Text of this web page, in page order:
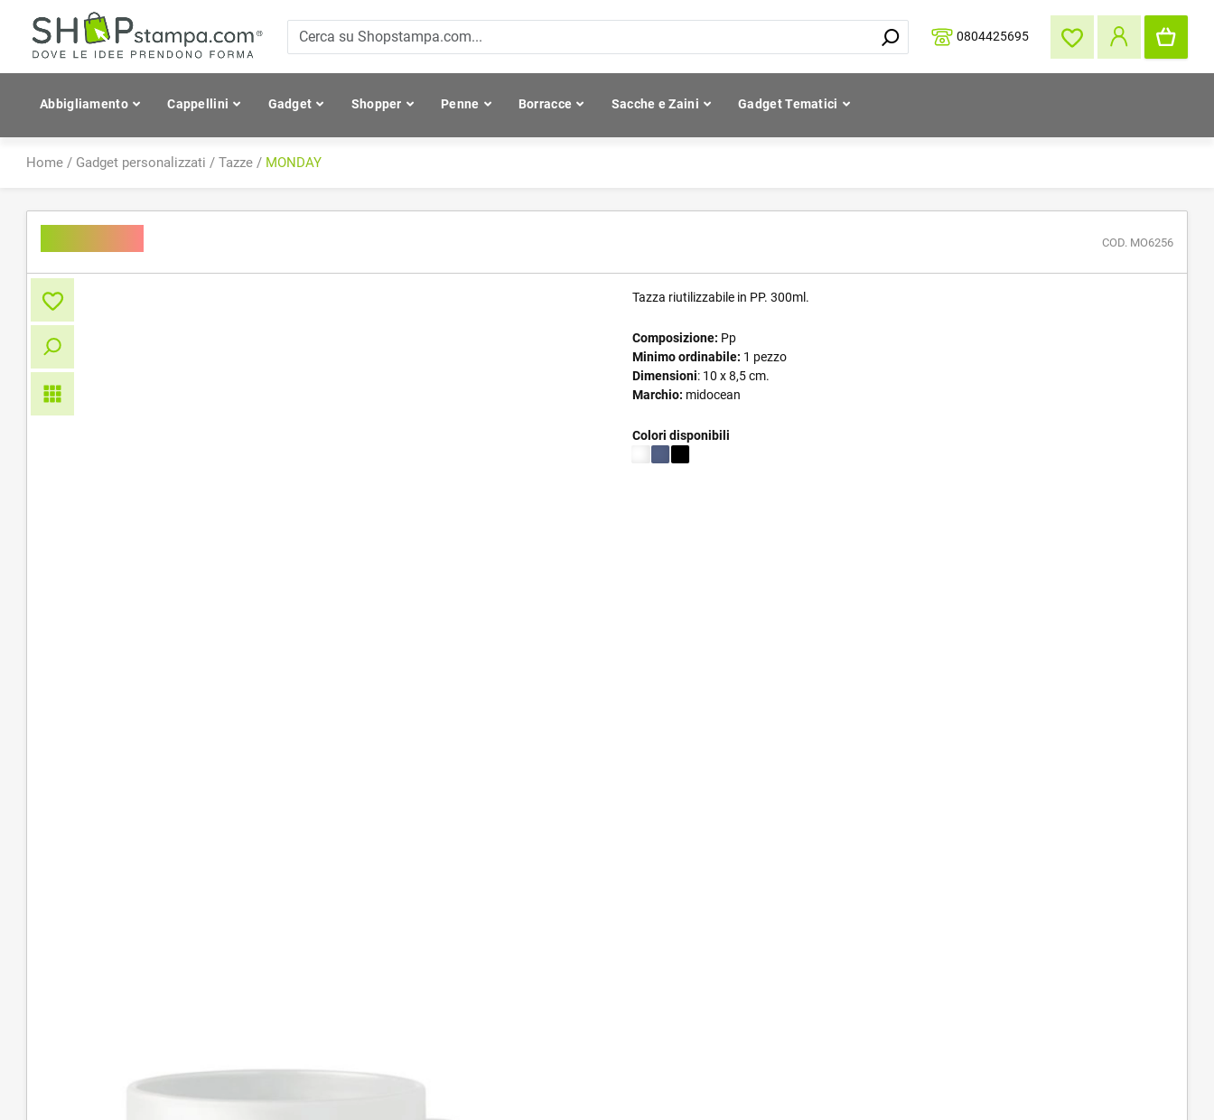
0804425695
Abbigliamento Cappellini Gadget Shopper Penne Borracce Sacche e Zaini Gadget Tematici
Home / Gadget personalizzati / Tazze / MONDAY
COD. MO6256
Tazza riutilizzabile in PP. 300ml.
Composizione: Pp
Minimo ordinabile: 1 pezzo
Dimensioni: 10 x 8,5 cm.
Marchio: midocean
Colori disponibili